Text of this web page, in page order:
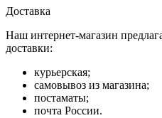
Доставка
Наш интернет-магазин
доставки:
курьерская;
самовывоз из магазина;
постаматы;
почта России.